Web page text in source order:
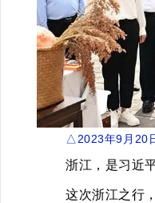
△2023年9月20
浙江，是习近
这次浙江之行